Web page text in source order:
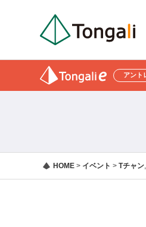
アント
HOME > イベント > Tチャン